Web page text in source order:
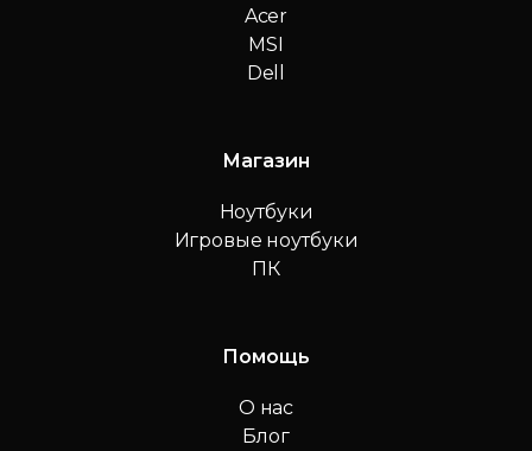
Acer
MSI
Dell
Магазин
Ноутбуки
Игровые ноутбуки
ПК
Помощь
О нас
Блог